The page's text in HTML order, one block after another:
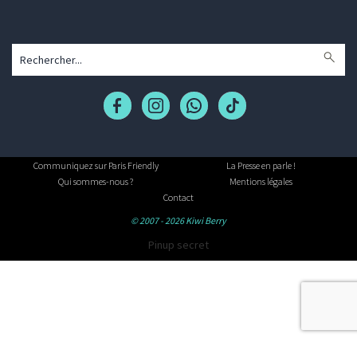
Communiquez sur Paris Friendly
La Presse en parle !
Qui sommes-nous ?
Mentions légales
Contact
© 2007 - 2026 Kiwi Berry
Pinup secret